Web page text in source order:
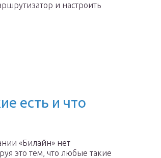
и настроить
есть и что
«Билайн» нет
это тем, что любые такие